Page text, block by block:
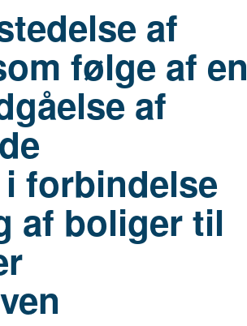
af
følge af en
af
forbindelse
af boliger til